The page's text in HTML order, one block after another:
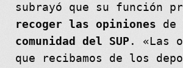
subrayó que su función
recoger las opiniones de
comunidad del SUP . «Las
que recibamos de los